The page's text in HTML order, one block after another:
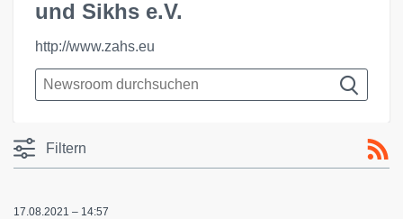
und Sikhs e.V.
http://www.zahs.eu
Filtern
17.08.2021 – 14:57